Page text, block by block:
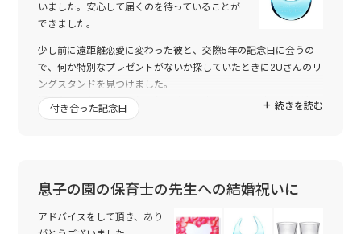
いました。安心して届くのを待っていることが
できました。
少し前に遠距離恋愛に変わった彼と、交際5年の記念日に会うの
で、何か特別なプレゼントがないか探していたときに2Uさんのリ
ングスタンドを見つけました。
好きなメッセージを入れられてオリジナルのものを作ることがで
きる上、少し前にもらったペアリングの置き場所が一定せず無く
ので、重宝しています。柔らかな曲線のデザインも色もとても気
2Uさんの商品はどれも素敵なものばかりなので、また是非利用さ
続きを読む
付き合った記念日
息子の園の保育士の先生への結婚祝いに
アドバイスをして頂き、あり